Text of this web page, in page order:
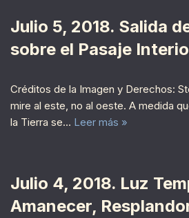
Julio 5, 2018. Salida
sobre el Pasaje
Créditos de la Imagen y Derechos:
mire al este, no al oeste. A medida
la Tierra se… Leer más »
Julio 4, 2018. Luz
Amanecer,